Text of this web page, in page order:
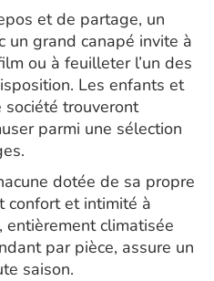
et de partage, un
un grand canapé invite à
ou à feuilleter l’un des
Les enfants et
trouveront
parmi une sélection
dotée de sa propre
confort et intimité à
entièrement climatisée
par pièce, assure un
saison.